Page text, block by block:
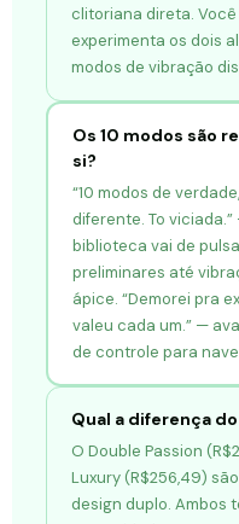
clitoriana direta.
experimenta os dois
modos de vibração
Os 10 modos são
si?
“10 modos de
diferente. To
biblioteca vai de
preliminares até
ápice. “Demorei pra
valeu cada um.” —
de controle para
Qual a diferença
O Double Passion
Luxury (R$256,49)
design duplo. Ambos